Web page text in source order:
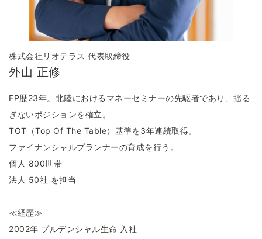
株式会社リオテラス 代表取締役
外山 正修
FP歴23年。北陸におけるマネーセミナーの先駆者であり、揺る
ぎないポジションを確⽴。
TOT（Top Of The Table）基準を3年連続取得。
ファイナンシャルプランナーの育成を⾏う。
個⼈ 800世帯
法⼈ 50社 を担当
≪経歴≫
2002年 プルデンシャル生命 入社